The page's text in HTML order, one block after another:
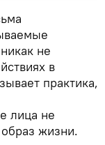
не
в
практика,
лица не
жизни.